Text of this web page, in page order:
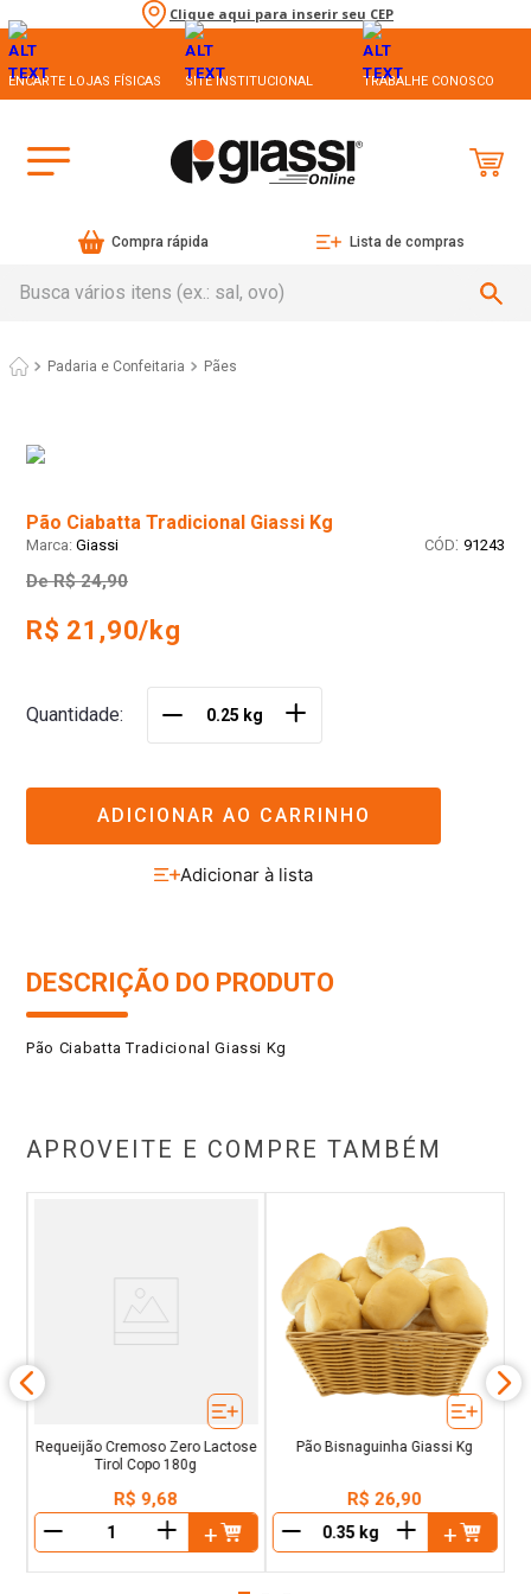
Clique aqui para inserir seu CEP
ENCARTE LOJAS FÍSICAS SITE INSTITUCIONAL TRABALHE CONOSCO
Compra rápida Lista de compras
Padaria e Confeitaria Pães
Pão Ciabatta Tradicional Giassi Kg
Giassi : 91243
De R$ 24,90
R$ 21,90/kg
Quantidade ＋
ADICIONAR AO CARRINHO
DESCRIÇÃO DO PRODUTO
Pão Ciabatta Tradicional Giassi Kg
APROVEITE E COMPRE TAMBÉM
Requeijão Cremoso Zero Lactose
Tirol Copo 180g
R$ 9,68
＋
Pão Bisnaguinha Giassi Kg
R$ 26,90
＋